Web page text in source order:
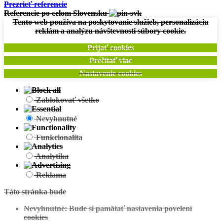
Zobraziť projekt
Horná Potôň :Projekt Individuálny
Zobraziť projekt
Kostice u Břeclavy – ČR:
Prezrieť referencie
Referencie po celom Slovensku
Tento web používa na poskytovanie služieb, personalizáciu
reklám a analýzu návštevnosti súbory cookie.
Prijať cookies
Prečítať viac
Nastavenie cookies
Zablokovať všetko
Nevyhnutné
Funkcionalita
Analytika
Reklama
Táto stránka bude
Nevyhnutné: Bude si pamätať nastavenia povelení
cookies